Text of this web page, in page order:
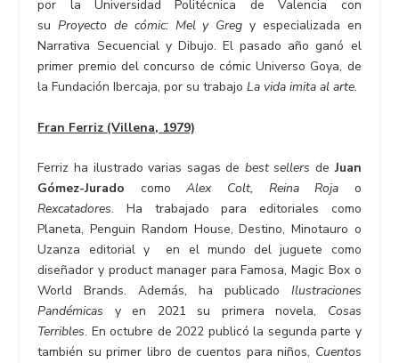
por la Universidad Politécnica de Valencia con
suProyecto de cómic: Mel y Greg y especializada en
Narrativa Secuencial y Dibujo. El pasado año ganó el
primer premio del concurso de cómic Universo Goya, de
la Fundación Ibercaja, por su trabajoLa vida imita al arte.
Fran Ferriz (Villena, 1979)
Ferriz ha ilustrado varias sagas de best sellers deJuan
Gómez-Jurado comoAlex Colt, Reina Roja o
Rexcatadores. Ha trabajado para editoriales como
Planeta, Penguin Random House, Destino, Minotauro o
Uzanza editorial y en el mundo del juguete como
diseñador y product manager para Famosa, Magic Box o
World Brands. Además, ha publicado Ilustraciones
Pandémicas y en 2021 su primera novela, Cosas
Terribles. En octubre de 2022 publicó la segunda parte y
también su primer libro de cuentos para niños, Cuentos